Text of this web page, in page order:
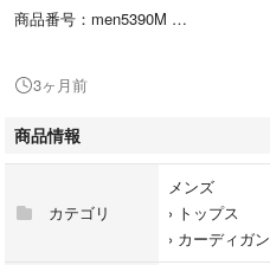
商品番号：men5390M
型番：LQ419
ブランド名：Needles ニードルズ
色：ブラック パープル
サイズ：L
--------------------------------------------
3ヶ月前
商品情報
カテゴリ
メンズ
› トップス
› カーディガン